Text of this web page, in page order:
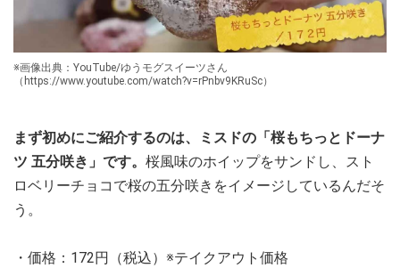
※画像出典：YouTube/ゆうモグスイーツさん
（https://www.youtube.com/watch?v=rPnbv9KRuSc）
まず初めにご紹介するのは、ミスドの「桜もちっとドーナ
ツ 五分咲き」です。 桜風味のホイップをサンドし、スト
ロベリーチョコで桜の五分咲きをイメージしているんだそ
う。
・価格：172円（税込）※テイクアウト価格